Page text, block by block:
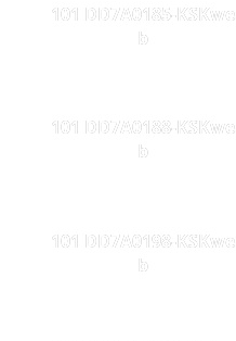
101 DD7A0185-KSKwe
b
101 DD7A0188-KSKwe
b
101 DD7A0198-KSKwe
b